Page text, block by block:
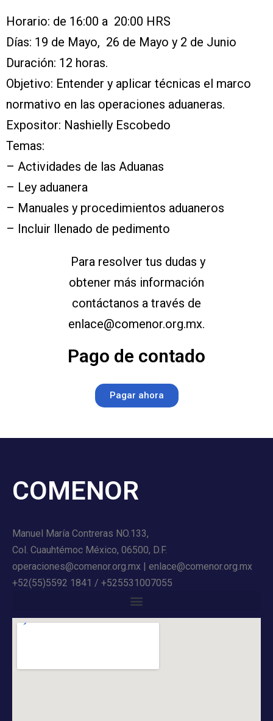
Horario: de 16:00 a 20:00 HRS
Días: 19 de Mayo, 26 de Mayo y 2 de Junio
Duración: 12 horas.
Objetivo: Entender y aplicar técnicas el marco
normativo en las operaciones aduaneras.
Expositor: Nashielly Escobedo
Temas:
– Actividades de las Aduanas
– Ley aduanera
– Manuales y procedimientos aduaneros
– Incluir llenado de pedimento
Para resolver tus dudas y
obtener más información
contáctanos a través de
enlace@comenor.org.mx.
Pago de contado
Pagar ahora
COMENOR
Manuel María Contreras NO.133,
Col. Cuauhtémoc México, 06500, D.F.
operaciones@comenor.org.mx | enlace@comenor.org.mx
+52(55)5592 1841 / +525531007055